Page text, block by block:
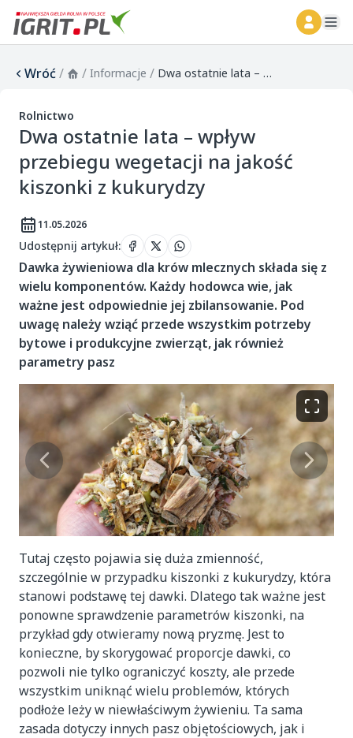
Wróć/ / Informacje / Dwa ostatnie lata – wpływ przebiegu wegetacji na jakość kiszonki z kukurydzy
Rolnictwo
Dwa ostatnie lata – wpływ
przebiegu wegetacji na jakość
kiszonki z kukurydzy
11.05.2026
Udostępnij artykuł:
Dawka żywieniowa dla krów mlecznych składa się z
wielu komponentów. Każdy hodowca wie, jak
ważne jest odpowiednie jej zbilansowanie. Pod
uwagę należy wziąć przede wszystkim potrzeby
bytowe i produkcyjne zwierząt, jak również
parametry pasz
Tutaj często pojawia się duża zmienność,
szczególnie w przypadku kiszonki z kukurydzy, która
stanowi podstawę tej dawki. Dlatego tak ważne jest
ponowne sprawdzenie parametrów kiszonki, na
przykład gdy otwieramy nową pryzmę. Jest to
konieczne, by skorygować proporcje dawki, co
pozwoli nie tylko ograniczyć koszty, ale przede
wszystkim uniknąć wielu problemów, których
podłoże leży w niewłaściwym żywieniu. Ta sama
zasada dotyczy innych pasz objętościowych, jak i